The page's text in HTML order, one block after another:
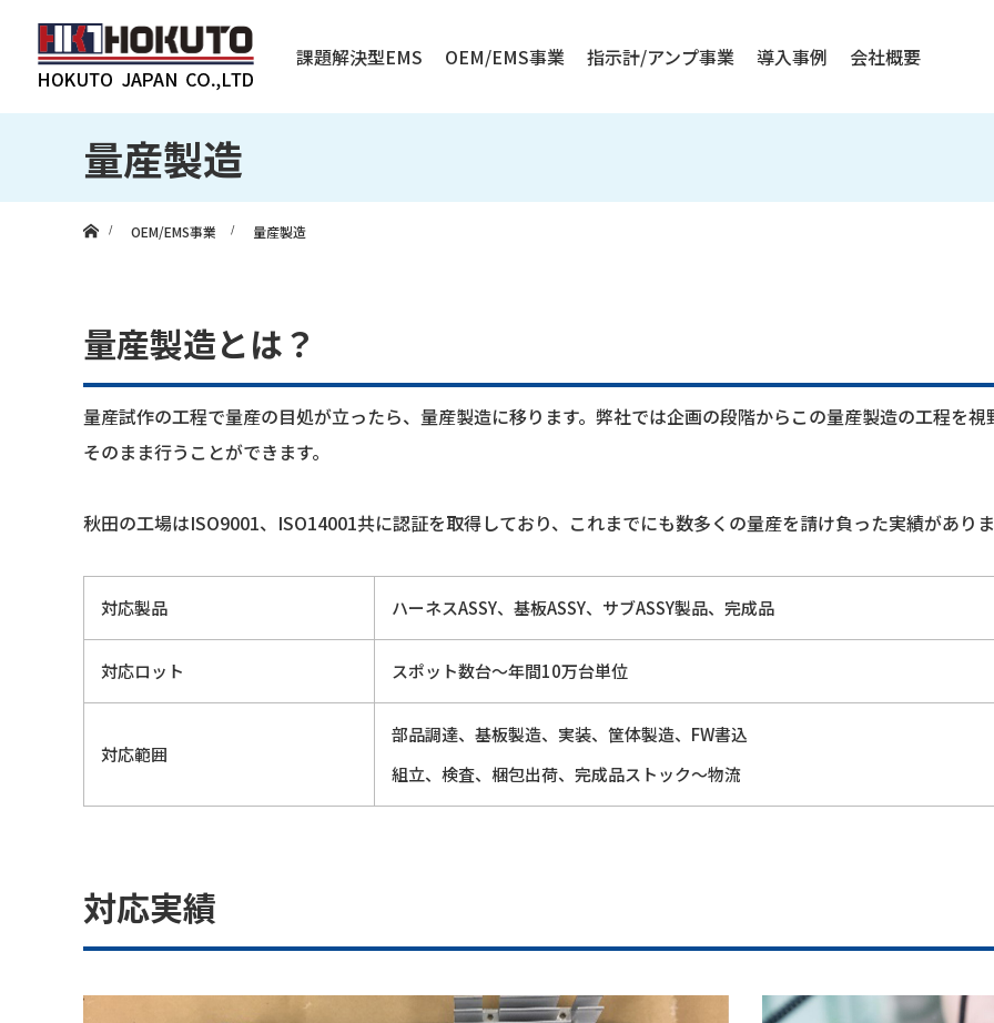
課題解決型EMS OEM/EMS事業 指示計/アンプ事業 導入事例 会社概要
量産製造
OEM/EMS事業
量産製造
量産製造とは？
量産試作の工程で量産の目処が立ったら、量産製造に移ります。弊社では企画の段階からこの量産製造の工程を
そのまま行うことができます。
秋田の工場はISO9001、ISO14001共に認証を取得しており、これまでにも数多くの量産を請け負った実績があり
対応製品 ハーネスASSY、基板ASSY、サブASSY製品、完成品
対応ロット スポット数台～年間10万台単位
対応範囲
部品調達、基板製造、実装、筐体製造、FW書込
組立、検査、梱包出荷、完成品ストック～物流
対応実績